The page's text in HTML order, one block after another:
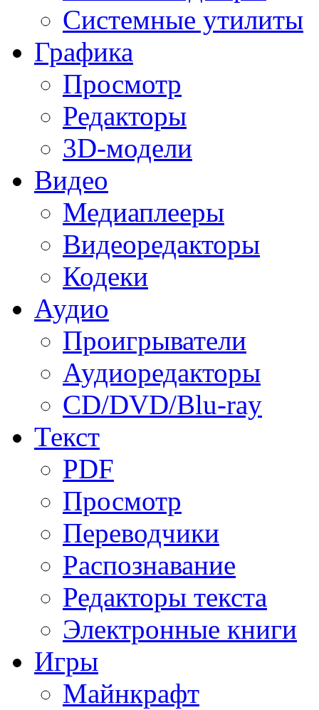
Системные утилиты
Графика
Просмотр
Редакторы
3D-модели
Видео
Медиаплееры
Видеоредакторы
Кодеки
Аудио
Проигрыватели
Аудиоредакторы
CD/DVD/Blu-ray
Текст
PDF
Просмотр
Переводчики
Распознавание
Редакторы текста
Электронные книги
Игры
Майнкрафт